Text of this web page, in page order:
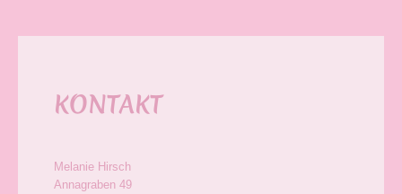
KONTAKT
Melanie Hirsch
Annagraben 49